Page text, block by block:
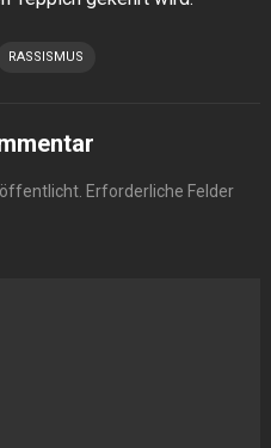
RASSISMUS
Erforderliche Felder